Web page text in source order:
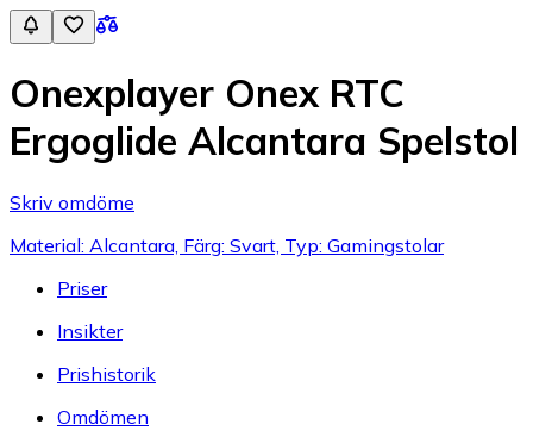
Onexplayer Onex RTC
Ergoglide Alcantara Spelstol
Skriv omdöme
Material: Alcantara, Färg: Svart, Typ: Gamingstolar
Priser
Insikter
Prishistorik
Omdömen